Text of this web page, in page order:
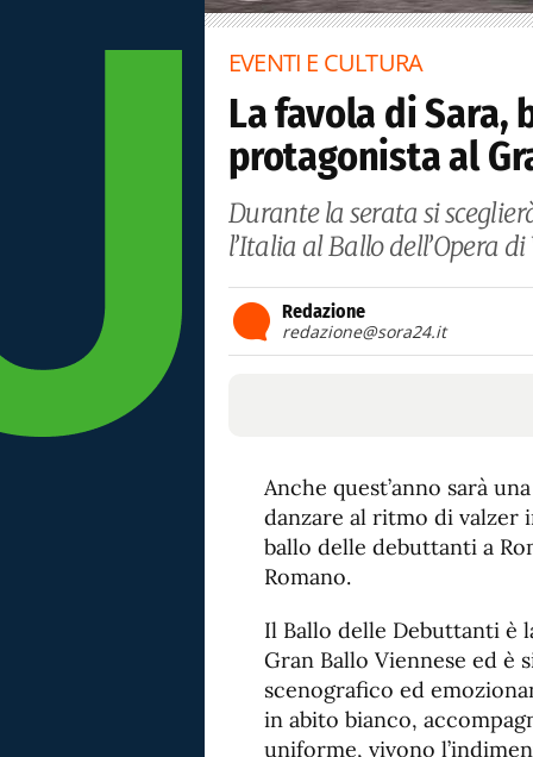
EVENTI E CULTURA
La favola di Sara,
protagonista al
Durante la serata si
l’Italia al Ballo dell’Opera
Redazione
redazione@sora24.it
Anche quest’anno sarà
danzare al ritmo di valzer
ballo delle debuttanti a
Romano.
Il Ballo delle Debuttanti è
Gran Ballo Viennese ed è
scenografico ed
in abito bianco,
uniforme, vivono